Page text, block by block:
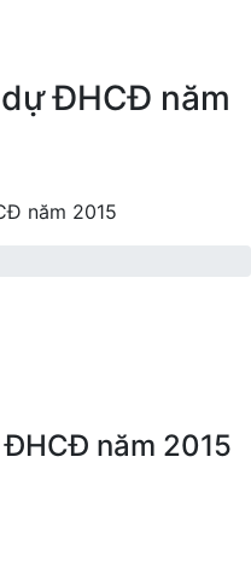
ĐHCĐ năm
năm 2015
năm 2015